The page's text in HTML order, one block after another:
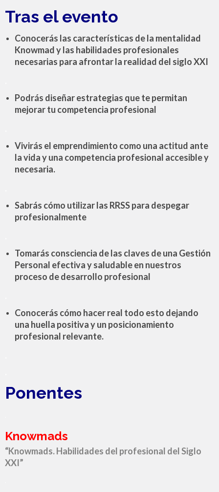
Tras el evento
Conocerás las características de la mentalidad
Knowmad y las habilidades profesionales
necesarias para afrontar la realidad del siglo XXI
Podrás diseñar estrategias que te permitan
mejorar tu competencia profesional
Vivirás el emprendimiento como una actitud ante
la vida y una competencia profesional accesible y
necesaria.
Sabrás cómo utilizar las RRSS para despegar
profesionalmente
Tomarás consciencia de las claves de una Gestión
Personal efectiva y saludable en nuestros
proceso de desarrollo profesional
Conocerás cómo hacer real todo esto dejando
una huella positiva y un posicionamiento
profesional relevante.
Ponentes
Knowmads
“Knowmads. Habilidades del profesional del Siglo
XXI”